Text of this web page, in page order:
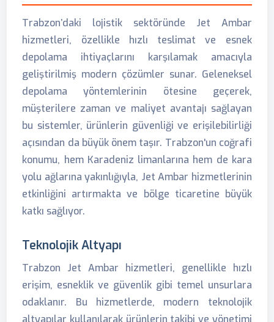
Trabzon’daki lojistik sektöründe Jet Ambar
hizmetleri, özellikle hızlı teslimat ve esnek
depolama ihtiyaçlarını karşılamak amacıyla
geliştirilmiş modern çözümler sunar. Geleneksel
depolama yöntemlerinin ötesine geçerek,
müşterilere zaman ve maliyet avantajı sağlayan
bu sistemler, ürünlerin güvenliği ve erişilebilirliği
açısından da büyük önem taşır. Trabzon'un coğrafi
konumu, hem Karadeniz limanlarına hem de kara
yolu ağlarına yakınlığıyla, Jet Ambar hizmetlerinin
etkinliğini artırmakta ve bölge ticaretine büyük
katkı sağlıyor.
Teknolojik Altyapı
Trabzon Jet Ambar hizmetleri, genellikle hızlı
erişim, esneklik ve güvenlik gibi temel unsurlara
odaklanır. Bu hizmetlerde, modern teknolojik
altyapılar kullanılarak ürünlerin takibi ve yönetimi